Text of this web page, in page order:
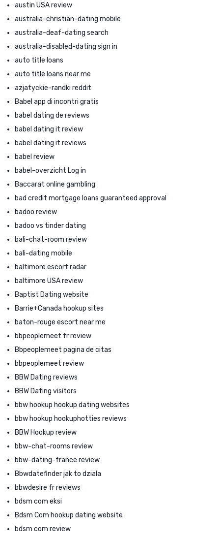
austin USA review
australia-christian-dating mobile
australia-deaf-dating search
australia-disabled-dating sign in
auto title loans
auto title loans near me
azjatyckie-randki reddit
Babel app di incontri gratis
babel dating de reviews
babel dating it review
babel dating it reviews
babel review
babel-overzicht Log in
Baccarat online gambling
bad credit mortgage loans guaranteed approval
badoo review
badoo vs tinder dating
bali-chat-room review
bali-dating mobile
baltimore escort radar
baltimore USA review
Baptist Dating website
Barrie+Canada hookup sites
baton-rouge escort near me
bbpeoplemeet fr review
Bbpeoplemeet pagina de citas
bbpeoplemeet review
BBW Dating reviews
BBW Dating visitors
bbw hookup hookup dating websites
bbw hookup hookuphotties reviews
BBW Hookup review
bbw-chat-rooms review
bbw-dating-france review
Bbwdatefinder jak to dziala
bbwdesire fr reviews
bdsm com eksi
Bdsm Com hookup dating website
bdsm com review